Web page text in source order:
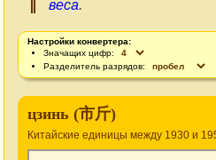
веса.
Настройки конвертера:
Значащих цифр:
Разделитель разрядов:
цзинь (市斤)
Китайские единицы между 1930 и